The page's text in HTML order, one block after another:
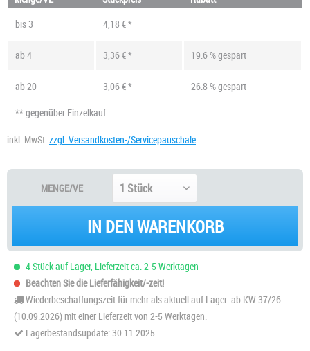
bis 3 4,18 € *
ab4 3,36 € * 19.6 % gespart
ab20 3,06 € *
26.8 % gespart
** gegenüber Einzelkauf
inkl. MwSt. zzgl. Versandkosten-/Servicepauschale
MENGE/VE
IN DEN WARENKORB
4 Stück auf Lager, Lieferzeit ca. 2-5 Werktagen
Beachten Sie die Lieferfähigkeit/-zeit!
Wiederbeschaffungszeit für mehr als aktuell auf Lager: ab KW 37/26
(10.09.2026) mit einer Lieferzeit von 2-5 Werktagen.
Lagerbestandsupdate: 30.11.2025